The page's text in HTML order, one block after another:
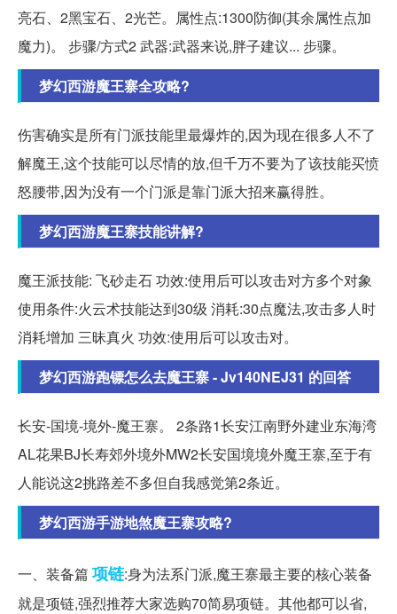
亮石、2黑宝石、2光芒。属性点:1300防御(其余属性点加
魔力)。 步骤/方式2 武器:武器来说,胖子建议... 步骤。
梦幻西游魔王寨全攻略?
伤害确实是所有门派技能里最爆炸的,因为现在很多人不了
解魔王,这个技能可以尽情的放,但千万不要为了该技能买愤
怒腰带,因为没有一个门派是靠门派大招来赢得胜。
梦幻西游魔王寨技能讲解?
魔王派技能: 飞砂走石 功效:使用后可以攻击对方多个对象
使用条件:火云术技能达到30级 消耗:30点魔法,攻击多人时
消耗增加 三昧真火 功效:使用后可以攻击对。
梦幻西游跑镖怎么去魔王寨 - Jv140NEJ31 的回答
长安-国境-境外-魔王寨。 2条路1长安江南野外建业东海湾
AL花果BJ长寿郊外境外MW2长安国境境外魔王寨,至于有
人能说这2挑路差不多但自我感觉第2条近。
梦幻西游手游地煞魔王寨攻略?
一、装备篇 项链:身为法系门派,魔王寨最主要的核心装备
就是项链,强烈推荐大家选购70简易项链。其他都可以省,